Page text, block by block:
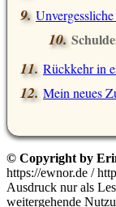
Rückkehr in
Mein neues
© Copyright by
https://ewnor.de /
Ausdruck nur als
weitergehende